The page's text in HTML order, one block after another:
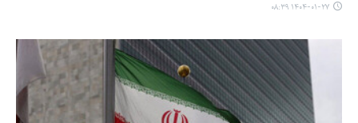
۱۴۰۴-۰۱-۲۷ ۰۸:۳۹